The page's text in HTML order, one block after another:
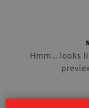
Contatti
Hmm... looks